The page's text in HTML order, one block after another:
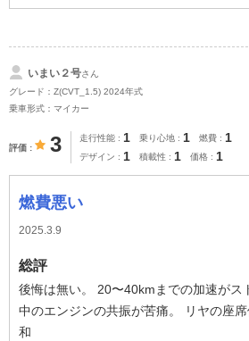
いまい２号さん
グレード：Z(CVT_1.5) 2024年式
乗車形式：マイカー
評価 3 走行性能 1 乗り心地 1 燃費 1
デザイン 1 積載性 1 価格 1
燃費悪い
2025.3.9
総評
後悔は無い。 20〜40kmまでの加速がス
中のエンジンの共振が苦痛。 リヤの座
和